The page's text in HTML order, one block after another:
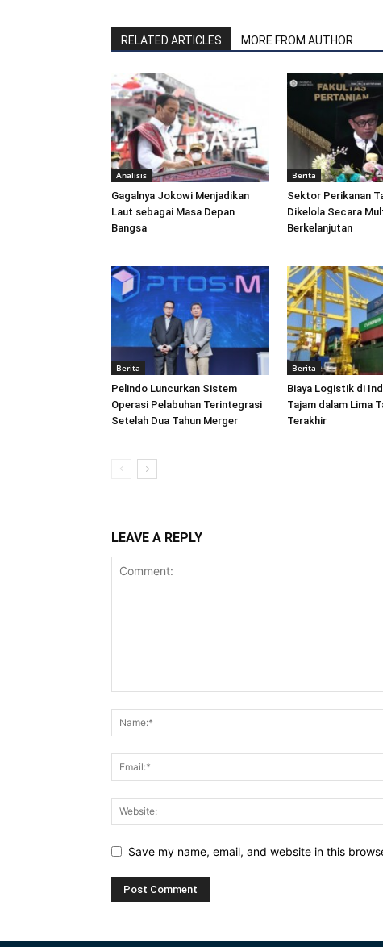
RELATED ARTICLES MORE FROM AUTHOR
Analisis
Gagalnya Jokowi Menjadikan
Laut sebagai Masa Depan
Bangsa
Berita
Sektor Perikanan
Dikelola Secara
Berkelanjutan
Berita
Pelindo Luncurkan Sistem
Operasi Pelabuhan Terintegrasi
Setelah Dua Tahun Merger
Berita
Biaya Logistik di
Tajam dalam Lima
Terakhir
LEAVE A REPLY
Save my name, email, and website in this